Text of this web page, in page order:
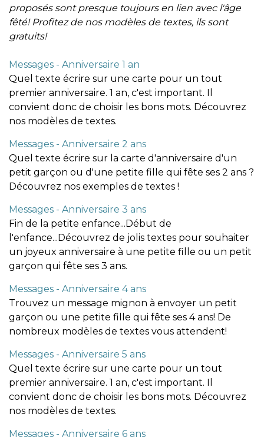
proposés sont presque toujours en lien avec l'âge
fêté! Profitez de nos modèles de textes, ils sont
gratuits!
Messages - Anniversaire 1 an
Quel texte écrire sur une carte pour un tout
premier anniversaire. 1 an, c'est important. Il
convient donc de choisir les bons mots. Découvrez
nos modèles de textes.
Messages - Anniversaire 2 ans
Quel texte écrire sur la carte d'anniversaire d'un
petit garçon ou d'une petite fille qui fête ses 2 ans ?
Découvrez nos exemples de textes !
Messages - Anniversaire 3 ans
Fin de la petite enfance...Début de
l'enfance...Découvrez de jolis textes pour souhaiter
un joyeux anniversaire à une petite fille ou un petit
garçon qui fête ses 3 ans.
Messages - Anniversaire 4 ans
Trouvez un message mignon à envoyer un petit
garçon ou une petite fille qui fête ses 4 ans! De
nombreux modèles de textes vous attendent!
Messages - Anniversaire 5 ans
Quel texte écrire sur une carte pour un tout
premier anniversaire. 1 an, c'est important. Il
convient donc de choisir les bons mots. Découvrez
nos modèles de textes.
Messages - Anniversaire 6 ans